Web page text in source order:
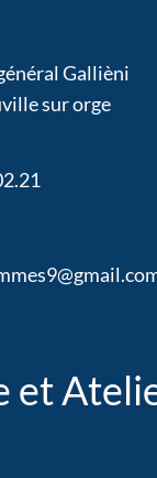
Gallièni
sur orge
et